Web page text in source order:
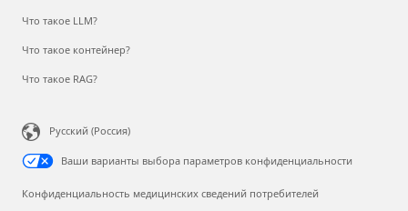
Что такое LLM?
Что такое контейнер?
Что такое RAG?
Русский (Россия)
Ваши варианты выбора параметров конфиденциальности
Конфиденциальность медицинских сведений потребителей